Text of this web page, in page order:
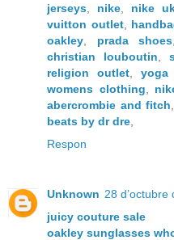
jerseys
nike nike
vuitton outlet,
oakley
prada shoes
christian louboutin
religion outlet ,yoga
womens clothing
abercrombie and fitch
beats by dr dre
Respon
Unknown 28 d’octubre
juicy couture sale
oakley sunglasses